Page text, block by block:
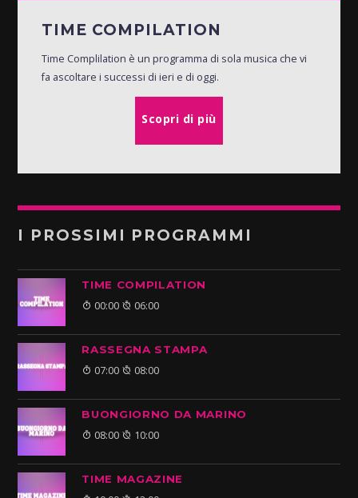
TIME COMPILATION
Time Complilation è un programma di sola musica che vi
fa ascoltare i successi di ieri e di oggi.
Scopri di più
I PROSSIMI PROGRAMMI
TIME COMPILATION
00:00 06:00
RASSEGNA STAMPA
07:00 08:00
BUONGIORNO DA MARINO
08:00 10:00
TIME MAGAZINE